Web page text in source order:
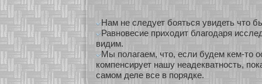
Нам не следует бояться увидеть что
Равновесие приходит благодаря
видим.
Мы полагаем, что, если будем кем-то
компенсирует нашу неадекватность,
самом деле все в порядке.